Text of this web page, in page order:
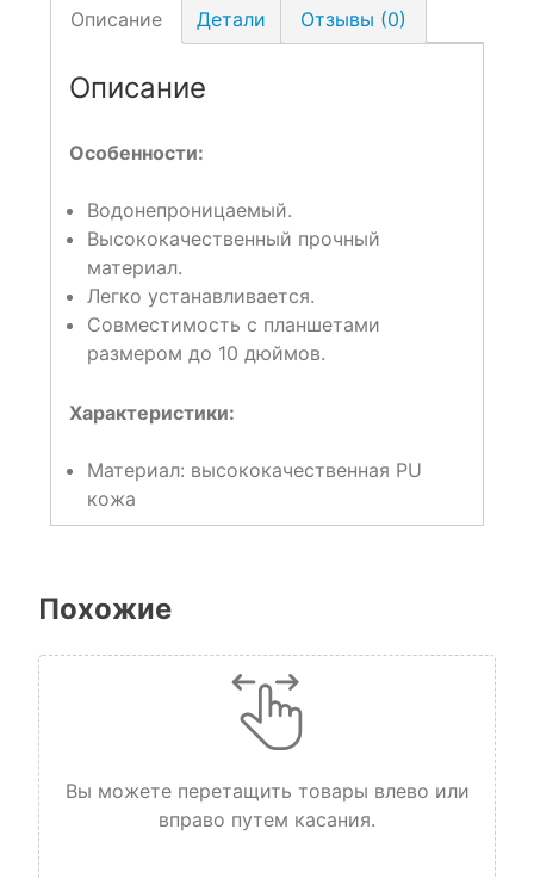
Описание Детали Отзывы (0)
Описание
Особенности:
Водонепроницаемый.
Высококачественный прочный
материал.
Легко устанавливается.
Совместимость с планшетами
размером до 10 дюймов.
Характеристики:
Материал: высококачественная PU
кожа
Похожие
Вы можете перетащить товары влево или
вправо путем касания.